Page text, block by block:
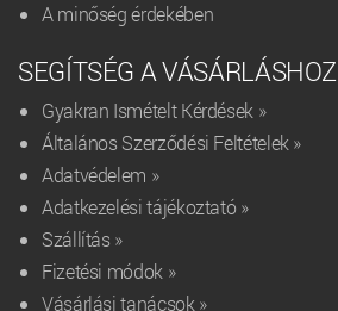
A minőség érdekében
SEGÍTSÉG A VÁSÁRLÁSHOZ
Gyakran Ismételt Kérdések »
Általános Szerződési Feltételek »
Adatvédelem »
Adatkezelési tájékoztató »
Szállítás »
Fizetési módok »
Vásárlási tanácsok »